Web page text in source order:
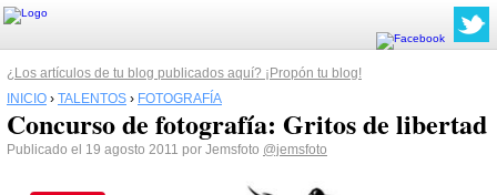
¿Los artículos de tu blog publicados aquí? ¡Propón tu blog!
INICIO › TALENTOS › FOTOGRAFÍA
Concurso de fotografía: Gritos de libertad
Publicado el 19 agosto 2011 por Jemsfoto @jemsfoto